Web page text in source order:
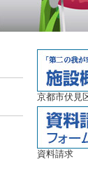
京都市伏見
資料請求